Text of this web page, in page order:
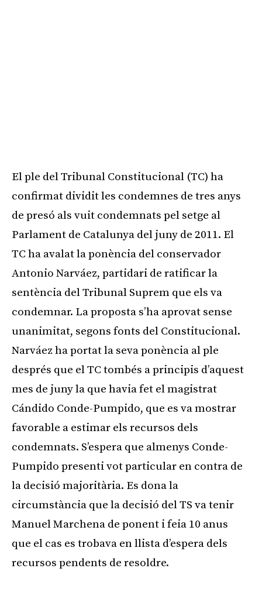
El ple del Tribunal Constitucional (TC) ha
confirmat dividit les condemnes de tres anys
de presó als vuit condemnats pel setge al
Parlament de Catalunya del juny de 2011. El
TC ha avalat la ponència del conservador
Antonio Narváez, partidari de ratificar la
sentència del Tribunal Suprem que els va
condemnar. La proposta s’ha aprovat sense
unanimitat, segons fonts del Constitucional.
Narváez ha portat la seva ponència al ple
després que el TC tombés a principis d’aquest
mes de juny la que havia fet el magistrat
Cándido Conde-Pumpido, que es va mostrar
favorable a estimar els recursos dels
condemnats. S’espera que almenys Conde-
Pumpido presenti vot particular en contra de
la decisió majoritària. Es dona la
circumstància que la decisió del TS va tenir
Manuel Marchena de ponent i feia 10 anus
que el cas es trobava en llista d’espera dels
recursos pendents de resoldre.